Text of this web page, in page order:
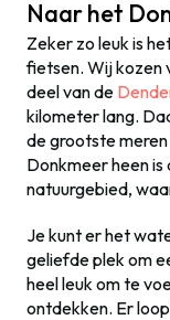
Naar het
Zeker zo leuk is
fietsen. Wij kozen
deel van de
kilometer lang.
de grootste
Donkmeer heen
natuurgebied,
Je kunt er het
geliefde plek om
heel leuk om te
ontdekken. Er